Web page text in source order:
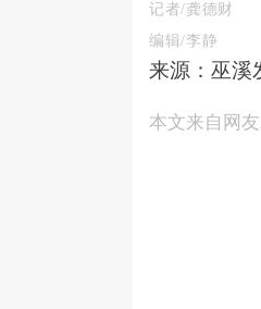
记者/龚德财
编辑/李静
来源：巫溪
本文来自网